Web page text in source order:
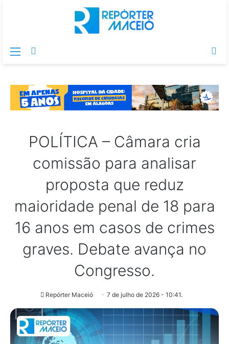
Menu
POLÍTICA – Câmara cria
comissão para analisar
proposta que reduz
maioridade penal de 18 para
16 anos em casos de crimes
graves. Debate avança no
Congresso.
Repórter Maceió 7 de julho de 2026 - 10:41.